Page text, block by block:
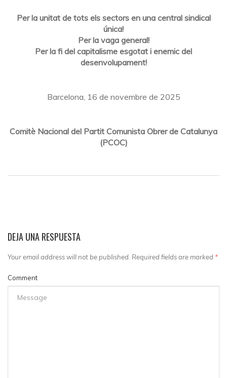
Per la unitat de tots els sectors en una central sindical
única!
Per la vaga general!
Per la fi del capitalisme esgotat i enemic del
desenvolupament!
Barcelona, 16 de novembre de 2025
Comitè Nacional del Partit Comunista Obrer de Catalunya
(PCOC)
DEJA UNA RESPUESTA
Your email address will not be published. Required fields are marked *
Comment